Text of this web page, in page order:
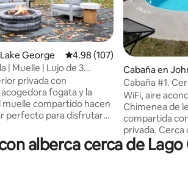
5; 109 evaluaciones
George Calificación promedio: 4.98
4.98 (107)
| Muelle | Lujo de 3
privada con
fogata y la
muelle compartido hacen
perfecto para disfrutar
con muchos servicios
putting green,
Cabaña en
Cabaña #1.
Mt, chimenea,
WiFi, aire
Chimenea de
compartida
privada. Cerca
Entorno
del lago
alberca cerca de